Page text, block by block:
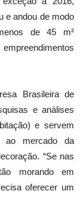
e andou de modo
de 45 m²
Brasileira de
e análises
e servem
ao mercado da
“Se nas
morando em
oferecer um